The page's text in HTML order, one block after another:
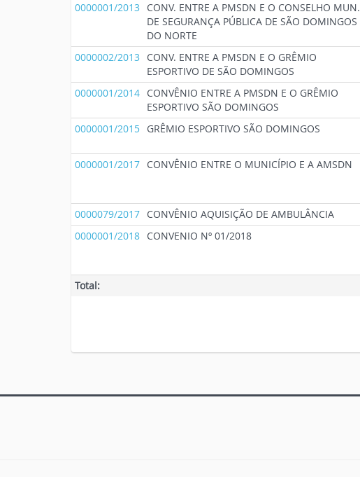
0000001/2013
CONV. ENTRE A PMSDN E O CONSELHO MUN.
DE SEGURANÇA PÚBLICA DE SÃO DOMINGOS
DO NORTE
0000002/2013
CONV. ENTRE A PMSDN E O GRÊMIO
ESPORTIVO DE SÃO DOMINGOS
0000001/2014 CONVÊNIO ENTRE A PMSDN E O GRÊMIO
ESPORTIVO SÃO DOMINGOS
0000001/2015 GRÊMIO ESPORTIVO SÃO DOMINGOS
0000001/2017 CONVÊNIO ENTRE O MUNICÍPIO E A AMSDN
0000079/2017 CONVÊNIO AQUISIÇÃO DE AMBULÂNCIA
0000001/2018 CONVENIO Nº 01/2018
Total: